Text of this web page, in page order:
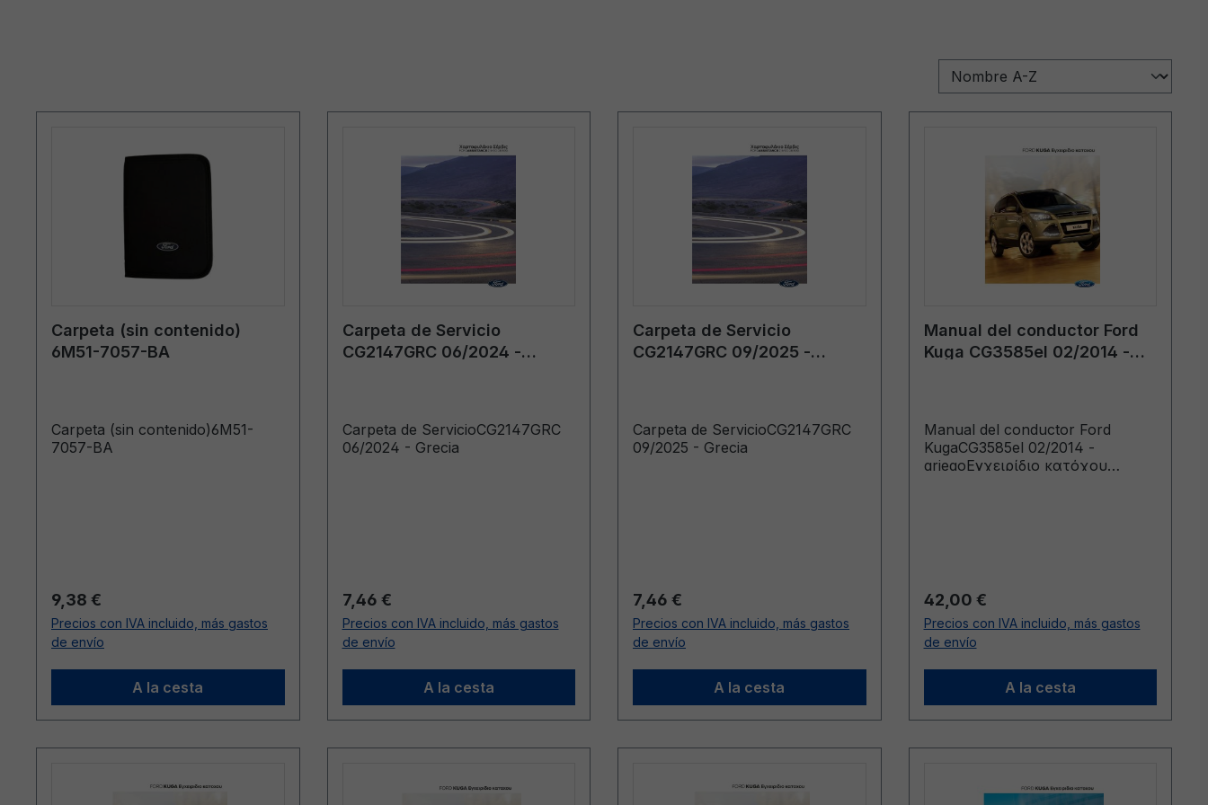
Carpeta (sin contenido)
6M51-7057-BA
Carpeta (sin contenido)6M51-
7057-BA
Precio normal:
9,38 €
Precios con IVA incluido, más gastos
de envío
A la cesta
Carpeta de Servicio
CG2147GRC 06/2024 -
Carpeta de ServicioCG2147GRC
06/2024 - Grecia
Precio normal:
7,46 €
Precios con IVA incluido, más gastos
de envío
A la cesta
Carpeta de Servicio
CG2147GRC 09/2025 -
Carpeta de ServicioCG2147GRC
09/2025 - Grecia
Precio normal:
7,46 €
Precios con IVA incluido, más gastos
de envío
A la cesta
Manual del conductor Ford
Kuga CG3585el 02/2014 -
Manual del conductor Ford
KugaCG3585el 02/2014 -
griegoΕγχειρίδιο κατόχου
Precio normal:
42,00 €
Precios con IVA incluido, más gastos
de envío
A la cesta